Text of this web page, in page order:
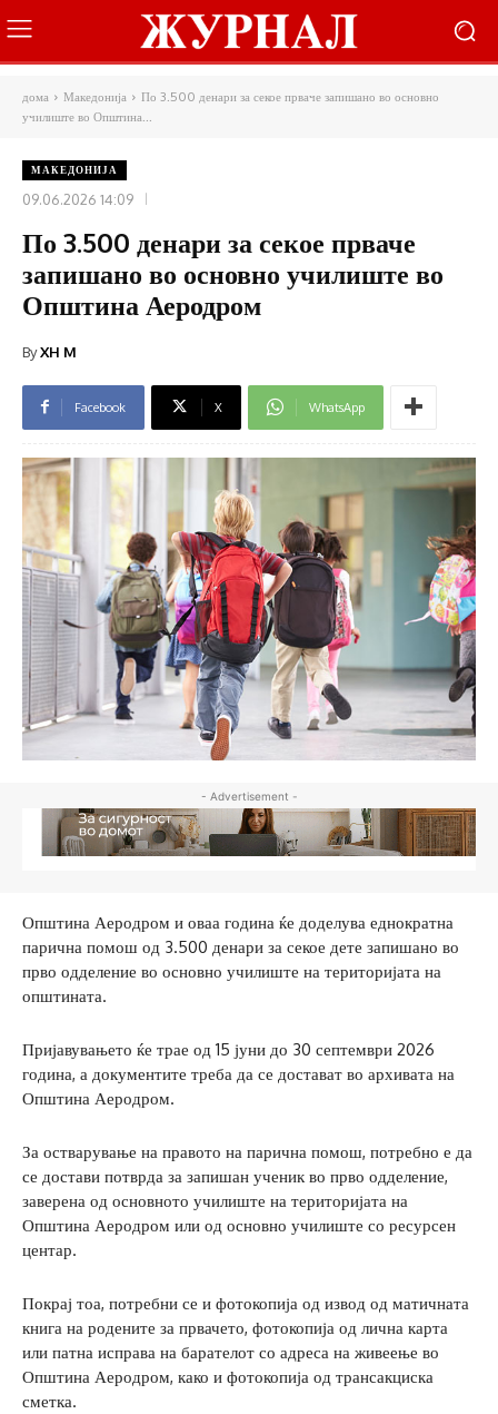
дома Македонија
По 3.500 денари за секое прваче запишано во основно
училиште во Општина...
МАКЕДОНИЈА
09.06.2026 14:09
По 3.500 денари за секое прваче
запишано во основно училиште во
Општина Аеродром
ByXH M
Facebook X WhatsApp
- Advertisement -
Општина Аеродром и оваа година ќе доделува еднократна
парична помош од 3.500 денари за секое дете запишано во
прво одделение во основно училиште на територијата на
општината.
Пријавувањето ќе трае од 15 јуни до 30 септември 2026
година, а документите треба да се достават во архивата на
Општина Аеродром.
За остварување на правото на парична помош, потребно е да
се достави потврда за запишан ученик во прво одделение,
заверена од основното училиште на територијата на
Општина Аеродром или од основно училиште со ресурсен
центар.
Покрај тоа, потребни се и фотокопија од извод од матичната
книга на родените за првачето, фотокопија од лична карта
или патна исправа на барателот со адреса на живеење во
Општина Аеродром, како и фотокопија од трансакциска
сметка.